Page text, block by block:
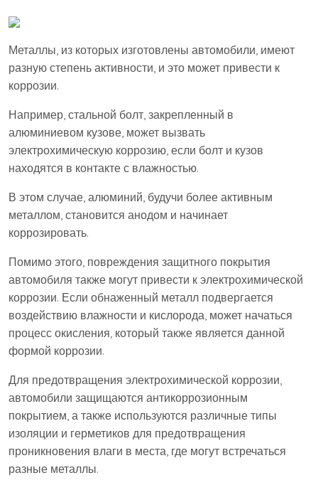
Металлы, из которых изготовлены автомобили, имеют
разную степень активности, и это может привести к
коррозии.
Например, стальной болт, закрепленный в
алюминиевом кузове, может вызвать
электрохимическую коррозию, если болт и кузов
находятся в контакте с влажностью.
В этом случае, алюминий, будучи более активным
металлом, становится анодом и начинает
коррозировать.
Помимо этого, повреждения защитного покрытия
автомобиля также могут привести к электрохимической
коррозии. Если обнаженный металл подвергается
воздействию влажности и кислорода, может начаться
процесс окисления, который также является данной
формой коррозии.
Для предотвращения электрохимической коррозии,
автомобили защищаются антикоррозионным
покрытием, а также используются различные типы
изоляции и герметиков для предотвращения
проникновения влаги в места, где могут встречаться
разные металлы.